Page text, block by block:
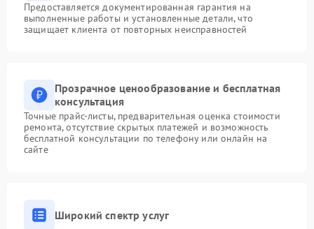
Предоставляется документированная гарантия на
выполненные работы и установленные детали, что
защищает клиента от повторных неисправностей
Прозрачное ценообразование и бесплатная
консультация
Точные прайс-листы, предварительная оценка стоимости
ремонта, отсутствие скрытых платежей и возможность
бесплатной консультации по телефону или онлайн на
сайте
Широкий спектр услуг